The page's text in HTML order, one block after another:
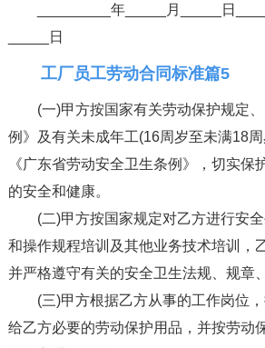
_________年_____月_____日
_____日
工厂员工劳动合同标准篇5
(一)甲方按国家有关劳动保护规定
例》及有关未成年工(16周岁至未满18
《广东省劳动安全卫生条例》，切实保
的安全和健康。
(二)甲方按国家规定对乙方进行安
和操作规程培训及其他业务技术培训，
并严格遵守有关的安全卫生法规、规章
(三)甲方根据乙方从事的工作岗位
给乙方必要的劳动保护用品，并按劳动